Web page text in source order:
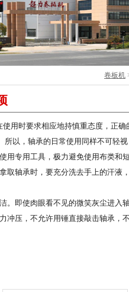
卷板机
时要求相应地持慎重态度，正确
以，轴承的日常使用同样不可轻视
专用工具，极力避免使用布类和
轴承时，要充分洗去手上的汗液
即使肉眼看不见的微笑灰尘进入轴
压，不允许用锤直接敲击轴承，不